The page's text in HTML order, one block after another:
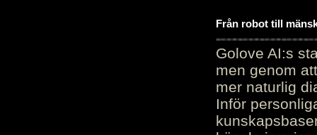
Från robot till
Golove AI:s
men genom
mer naturlig
Inför